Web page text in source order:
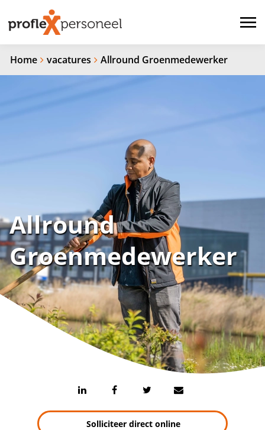
Home vacatures Allround Groenmedewerker
Allround
Groenmedewerker
Solliciteer direct online